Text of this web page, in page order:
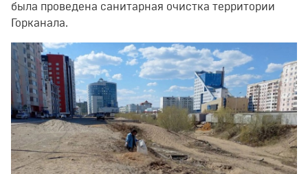
была проведена санитарная очистка территории
Горканала.